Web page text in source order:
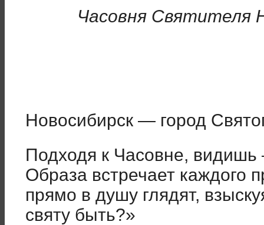
Часовня Святителя
Новосибирск — город
Подходя к Часовне, видишь
Образа встречает каждого
прямо в душу глядят,
святу быть?»